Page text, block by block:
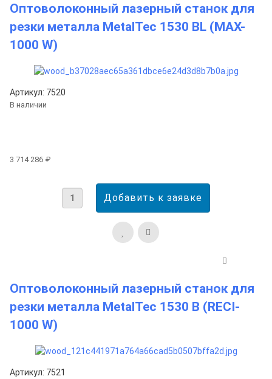
Оптоволоконный лазерный станок для
резки металла MetalTec 1530 BL (MAX-
1000 W)
Артикул: 7520
В наличии
3 714 286 ₽
Оптоволоконный лазерный станок для
резки металла MetalTec 1530 B (RECI-
1000 W)
Артикул: 7521